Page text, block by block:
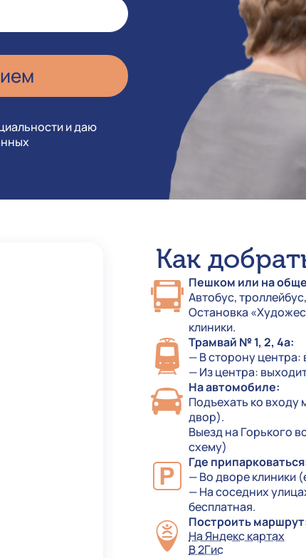
и даю
Как
Пешком или на
Автобус,
Остановка
клиники.
Трамвай № 1, 2, 4а:
— В сторону центра:
— Из центра:
На автомобиле:
Подъехать ко входу
двор).
Выезд на Горького
схему)
Где
— Во дворе клиники
— На соседних
бесплатная.
Построить
На Яндекс картах
В 2Гис